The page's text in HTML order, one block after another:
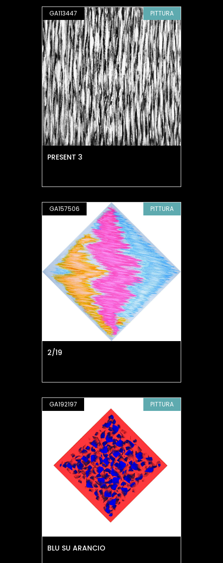
GA113447 PITTURA
PRESENT 3
GA157506 PITTURA
2/19
GA192197 PITTURA
BLU SU ARANCIO